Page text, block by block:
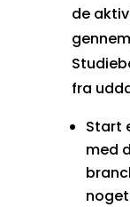
de
fra
Start
med